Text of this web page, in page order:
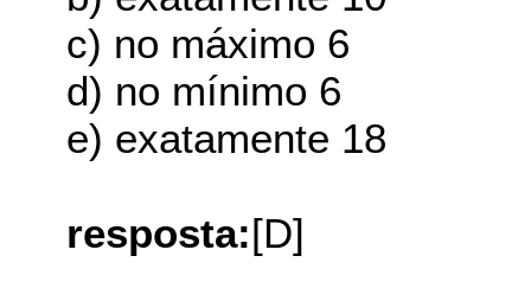
c) no máximo 6
d) no mínimo 6
e) exatamente 18
resposta:[D]